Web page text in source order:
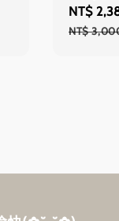
Sale
price
NT$
NT$